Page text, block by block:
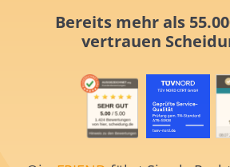
Bereits mehr als
vertrauen